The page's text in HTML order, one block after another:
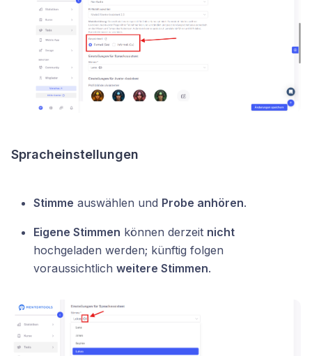
Spracheinstellungen
Stimme auswählen und Probe anhören.
Eigene Stimmen können derzeit nicht
hochgeladen werden; künftig folgen
voraussichtlich weitere Stimmen.